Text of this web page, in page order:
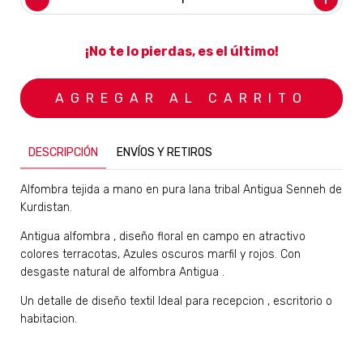
¡No te lo pierdas, es el último!
DESCRIPCIÓN ENVÍOS Y RETIROS
Alfombra tejida a mano en pura lana tribal Antigua Senneh de
Kurdistan.
Antigua alfombra , diseño floral en campo en atractivo
colores terracotas, Azules oscuros marfil y rojos. Con
desgaste natural de alfombra Antigua .
Un detalle de diseño textil Ideal para recepcion , escritorio o
habitacion.